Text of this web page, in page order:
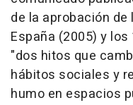
de la aprobación
España (2005) y
"dos hitos que
hábitos sociales y
humo en espacios